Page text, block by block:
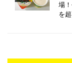
場
を